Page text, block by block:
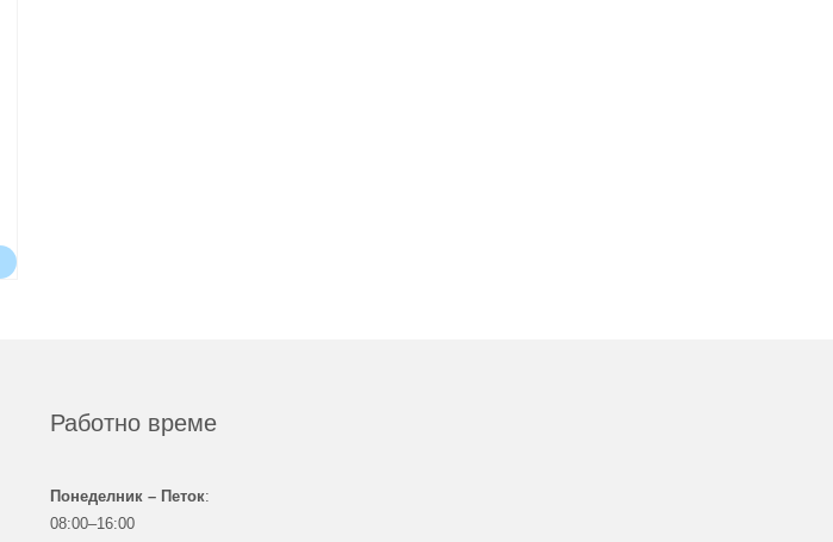
Работно време
Понеделник – Петок:
08:00–16:00